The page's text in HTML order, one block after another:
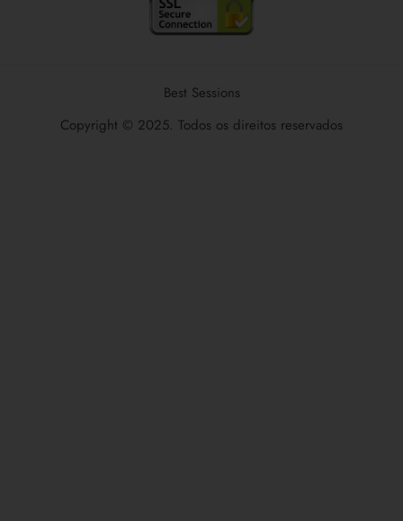
Best Sessions
Copyright © 2025. Todos os direitos reservados